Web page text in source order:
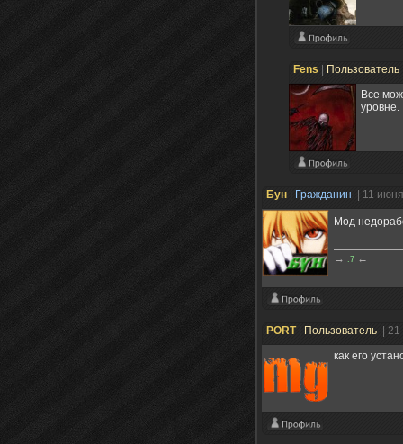
Fens Пользователь
Все
уровне.
Бун Гражданин | 11
Мод
→ .7 ←
PORT| Пользователь
|
как его